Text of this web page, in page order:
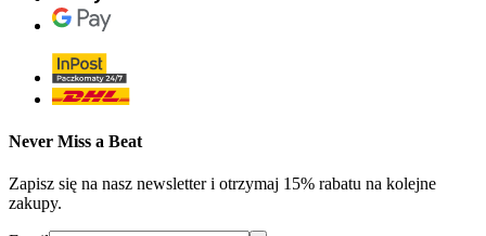
Never Miss a Beat
Zapisz się na nasz newsletter i otrzymaj 15% rabatu na kolejne
zakupy.